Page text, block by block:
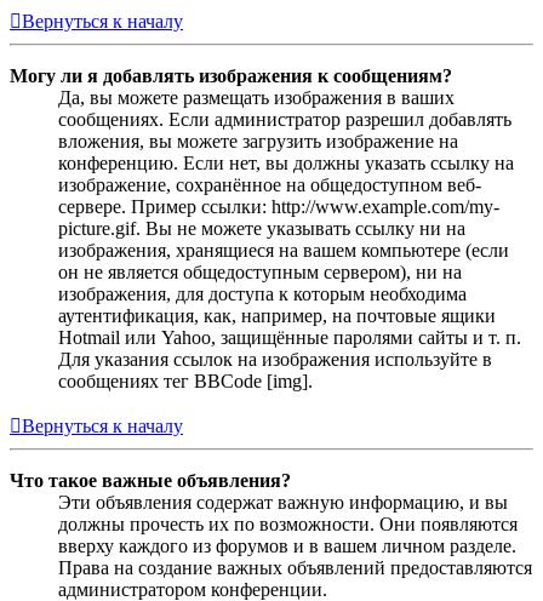
Вернуться к началу
Могу ли я добавлять изображения к сообщениям?
Да, вы можете размещать изображения в ваших
сообщениях. Если администратор разрешил добавлять
вложения, вы можете загрузить изображение на
конференцию. Если нет, вы должны указать ссылку на
изображение, сохранённое на общедоступном веб-
сервере. Пример ссылки: http://www.example.com/my-
picture.gif. Вы не можете указывать ссылку ни на
изображения, хранящиеся на вашем компьютере (если
он не является общедоступным сервером), ни на
изображения, для доступа к которым необходима
аутентификация, как, например, на почтовые ящики
Hotmail или Yahoo, защищённые паролями сайты и т. п.
Для указания ссылок на изображения используйте в
сообщениях тег BBCode [img].
Вернуться к началу
Что такое важные объявления?
Эти объявления содержат важную информацию, и вы
должны прочесть их по возможности. Они появляются
вверху каждого из форумов и в вашем личном разделе.
Права на создание важных объявлений предоставляются
администратором конференции.